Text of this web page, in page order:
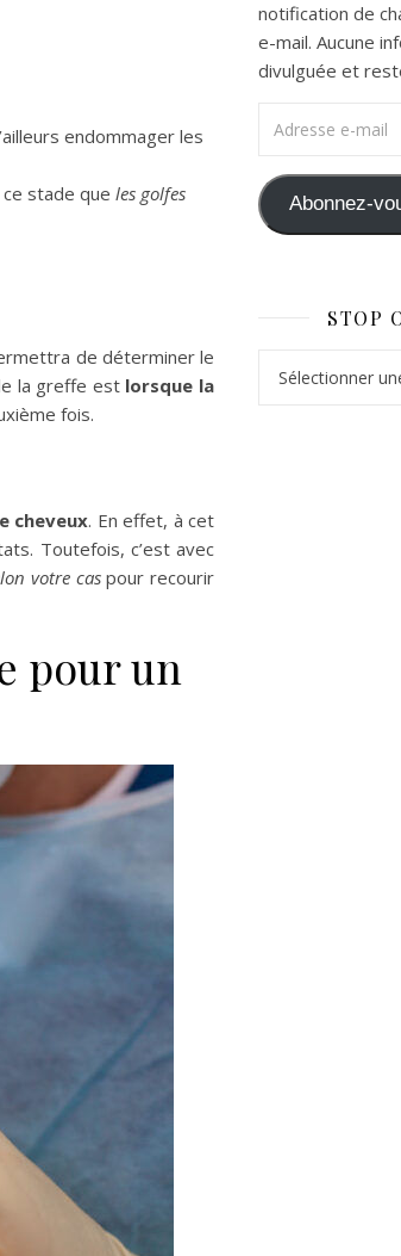
endommager les
stade que les golfes
de déterminer le
la greffe est lorsque la
fois.
cheveux. En effet, à cet
Toutefois, c’est avec
votre caspour recourir
pour un
notification de
e-mail. Aucune
divulguée et
Abonnez-
STOP